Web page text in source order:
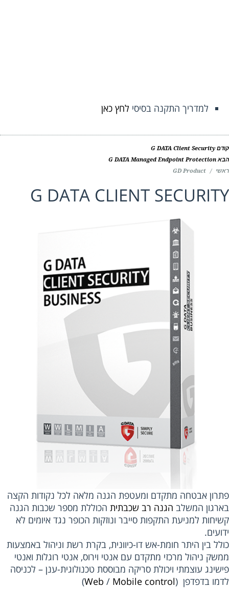
למדריך התקנה בסיסילחץ כאן
G DATA Client Security
G DATA Managed Endpoint Protection
/
GD Product
G DATA CLIENT
אבטחה מתקדם ומעטפת הגנה מלאה לכל נקודות הקצה
המשלבהגנה רב שכבתיתהכוללת מספר שכבות הגנה
למניעת התקפות סייבר ונוזקות הכופר נגד איומים לא
בין היתר חומת-אש דו-כיוונית, בקרת רשת וניהול באמצעות
ניהול מרכזי מתקדם עם אנטי וירוס, אנטי רוגלות ואנטי
עוצמתי ויכולת סריקה מבוססת טכנולוגית-ענן – לכניסה
בדפדפן (
Web /Mobile control
)